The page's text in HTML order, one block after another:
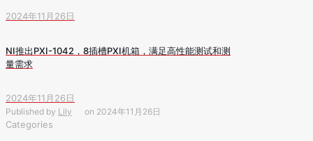
2024年11月26日
NI推出PXI-1042，8插槽PXI机箱，满足高性能测试和测
量需求
2024年11月26日
Published by Lily on 2024年11月26日
Categories